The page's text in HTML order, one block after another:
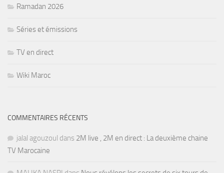
Ramadan 2026
Séries et émissions
TV en direct
Wiki Maroc
COMMENTAIRES RÉCENTS
jalal agouzoul dans 2M live , 2M en direct : La deuxième chaine
TV Marocaine